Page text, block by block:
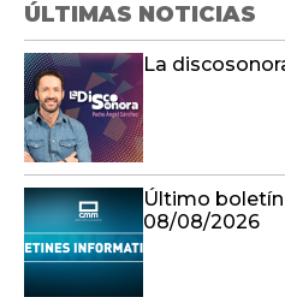
ÚLTIMAS NOTICIAS
La
Último
08/08/2026